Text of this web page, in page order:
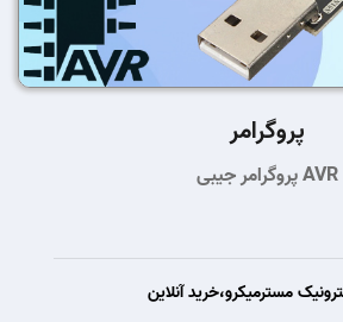
پروگرامر
پروگرامر جیبی AVR
مسترمیکرو،خرید آنلاین